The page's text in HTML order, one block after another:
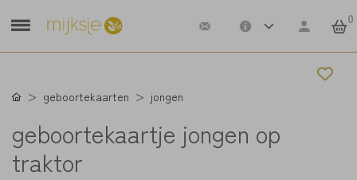
0
geboortekaarten jongen
geboortekaartje jongen op
traktor